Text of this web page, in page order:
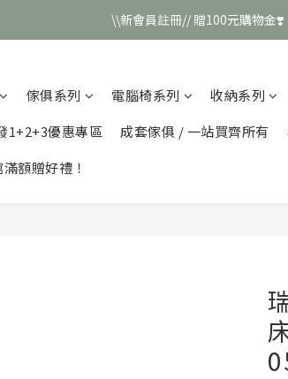
\\新會員註冊// 贈100元購物金❣️
\\新會員註冊// 贈100元購物金❣️
\\新會員註冊// 贈100元購物金❣️
傢俱系列 電腦椅系列 收納系列
1+2+3優惠專區
成套傢俱 / 一站買齊所有
額贈好禮！